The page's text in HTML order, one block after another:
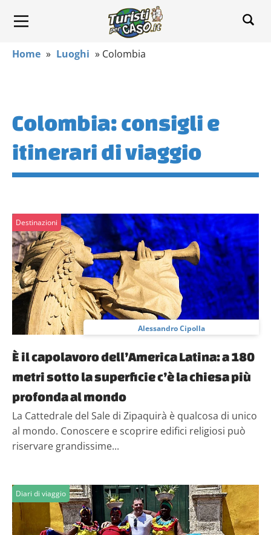
Home » Luoghi » Colombia
Colombia: consigli e
itinerari di viaggio
Destinazioni
Alessandro Cipolla
È il capolavoro dell’America Latina: a 180
metri sotto la superficie c’è la chiesa più
profonda al mondo
La Cattedrale del Sale di Zipaquirà è qualcosa di unico
al mondo. Conoscere e scoprire edifici religiosi può
riservare grandissime...
Diari di viaggio